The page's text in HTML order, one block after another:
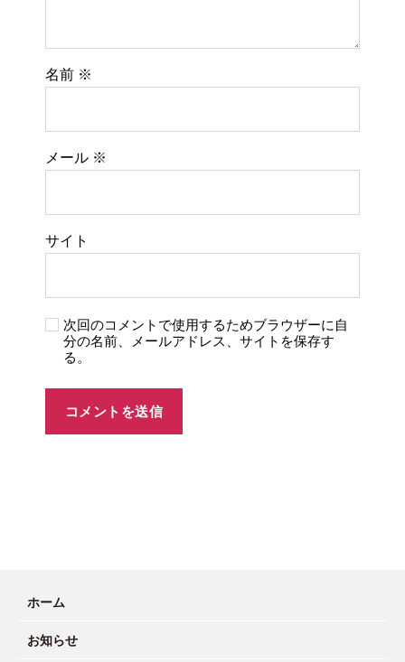
名前 ※
メール ※
サイト
次回のコメントで使用するためブラウザーに自
分の名前、メールアドレス、サイトを保存す
る。
ホーム
お知らせ